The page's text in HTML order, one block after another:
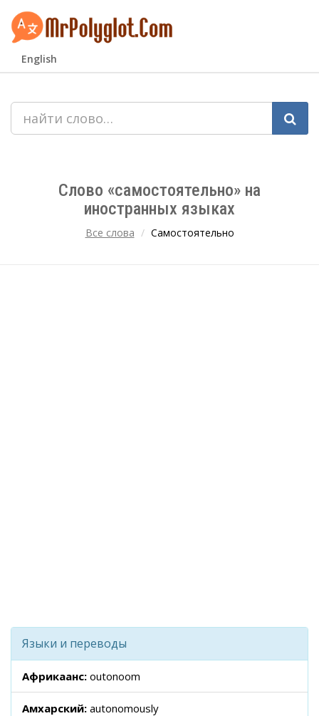
English
Слово «самостоятельно» на
иностранных языках
Все слова Самостоятельно
Языки и переводы
Африкаанс: outonoom
Амхарский: autonomously